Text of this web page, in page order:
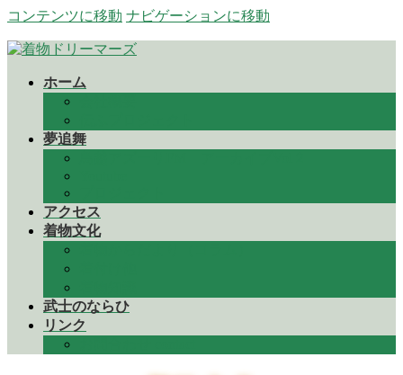
コンテンツに移動 ナビゲーションに移動
ホーム
夢追舞
アクセス
着物文化
武士のならひ
リンク